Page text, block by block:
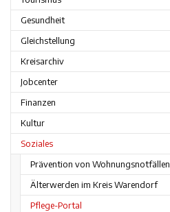
Gesundheit
Gleichstellung
Kreisarchiv
Jobcenter
Finanzen
Kultur
Soziales
Prävention von Wohnungsnotfällen
Älterwerden im Kreis Warendorf
Pflege-Portal